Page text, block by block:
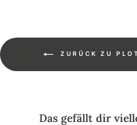
ZURÜCK ZU
Das gefällt dir